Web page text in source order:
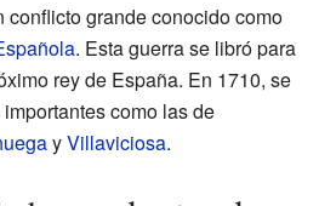
conflicto grande conocido como
. Esta guerra se libró para
rey de España. En 1710, se
como las de
yVillaviciosa.